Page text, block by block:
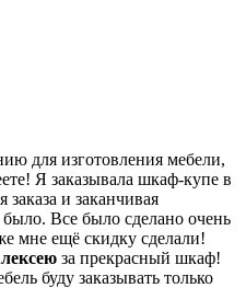
для изготовления мебели,
Я заказывала шкаф-купе в
и заканчивая
Все было сделано очень
мне ещё скидку сделали!
за прекрасный шкаф!
буду заказывать только